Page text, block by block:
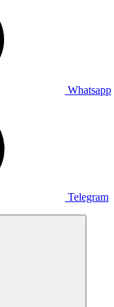
Whatsapp
Telegram